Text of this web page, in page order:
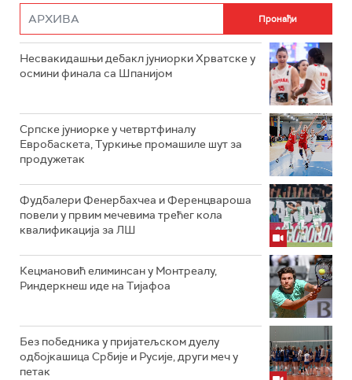
Несвакидашњи дебакл јуниорки Хрватске у
осмини финала са Шпанијом
Српске јуниорке у четвртфиналу
Евробаскета, Туркиње промашиле шут за
продужетак
Фудбалери Фенербахчеа и Ференцвароша
повели у првим мечевима трећег кола
квалификација за ЛШ
Кецмановић елиминсан у Монтреалу,
Риндеркнеш иде на Тијафоа
Без победника у пријатељском дуелу
одбојкашица Србије и Русије, други меч у
петак